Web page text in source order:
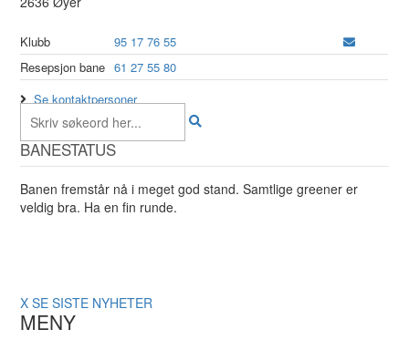
Klubb
95 17 76 55
Resepsjon bane 61 27 55 80
Se kontaktpersoner
BANESTATUS
Banen fremstår nå i meget god stand. Samtlige greener er
veldig bra. Ha en fin runde.
X SE SISTE NYHETER
MENY